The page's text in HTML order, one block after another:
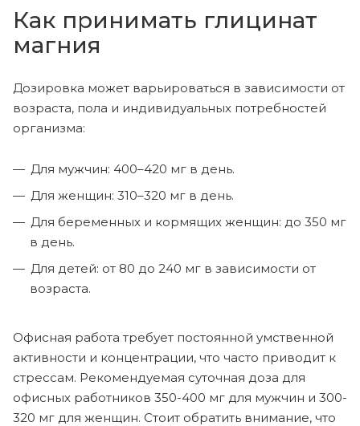
Как принимать глицинат
магния
Дозировка может варьироваться в зависимости от
возраста, пола и индивидуальных потребностей
организма:
Для мужчин: 400–420 мг в день.
Для женщин: 310–320 мг в день.
Для беременных и кормящих женщин: до 350 мг
в день.
Для детей: от 80 до 240 мг в зависимости от
возраста.
Офисная работа требует постоянной умственной
активности и концентрации, что часто приводит к
стрессам. Рекомендуемая суточная доза для
офисных работников 350-400 мг для мужчин и 300-
320 мг для женщин. Стоит обратить внимание, что